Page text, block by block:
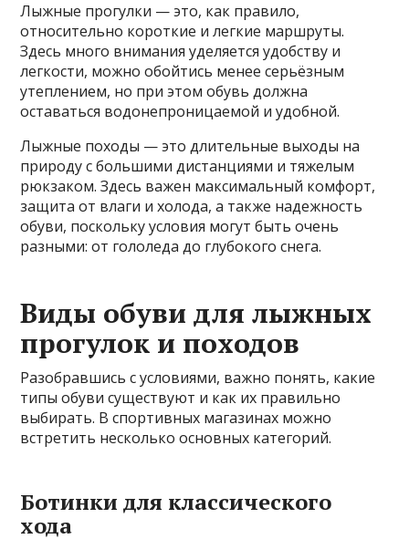
Лыжные прогулки — это, как правило,
относительно короткие и легкие маршруты.
Здесь много внимания уделяется удобству и
легкости, можно обойтись менее серьёзным
утеплением, но при этом обувь должна
оставаться водонепроницаемой и удобной.
Лыжные походы — это длительные выходы на
природу с большими дистанциями и тяжелым
рюкзаком. Здесь важен максимальный комфорт,
защита от влаги и холода, а также надежность
обуви, поскольку условия могут быть очень
разными: от гололеда до глубокого снега.
Виды обуви для лыжных
прогулок и походов
Разобравшись с условиями, важно понять, какие
типы обуви существуют и как их правильно
выбирать. В спортивных магазинах можно
встретить несколько основных категорий.
Ботинки для классического
хода